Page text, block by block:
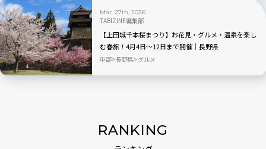
Mar. 27th, 2026
TABIZINE編集部
【上田城千本桜まつり】お花見・グルメ・温泉を楽し
む春旅！4月4日～12日まで開催｜長野県
中部 長野県 グルメ
RANKING